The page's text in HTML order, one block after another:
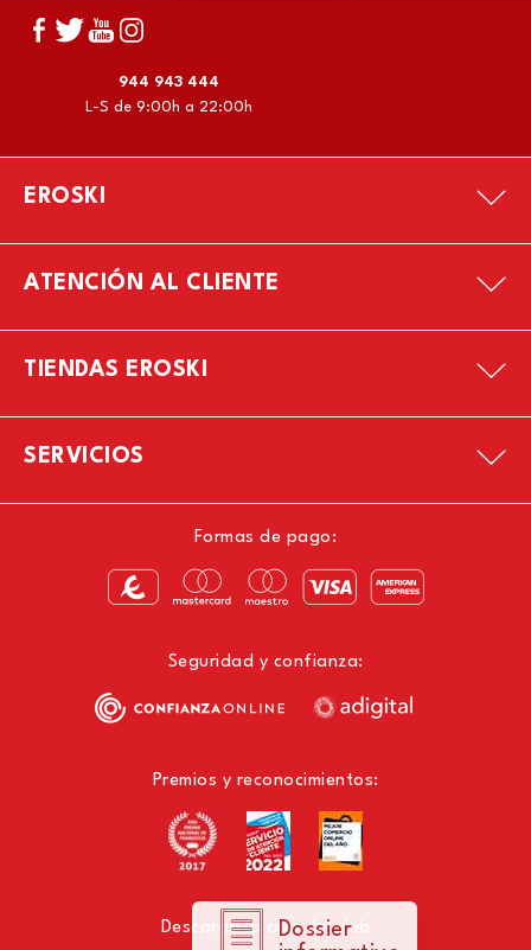
944 943 444
L-S de 9:00h a 22:00h
EROSKI
ATENCIÓN AL CLIENTE
TIENDAS EROSKI
SERVICIOS
Formas de pago:
Seguridad y confianza:
Premios y reconocimientos:
Descarga la app del club
Dossier